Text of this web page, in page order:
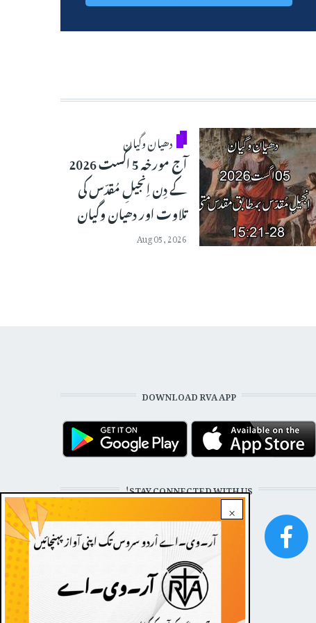
دھیان وگیان
آج مورخہ 5 اگست 2026
کے دِن اِنجیلِ مُقدّس کی
تلاوت اور دھیان وگیان
Aug 05, 2026
×
DOWNLOAD RVA APP
STAY CONNECTED WITH US!